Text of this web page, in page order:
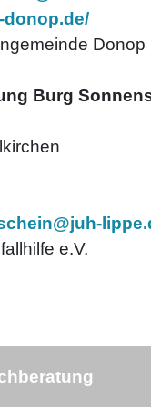
Donop
Burg
e.V.